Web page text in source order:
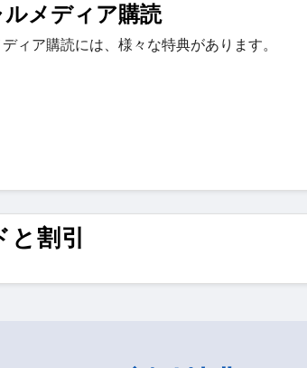
ルメディア購読
ィア購読には、様々な特典があります。
割引